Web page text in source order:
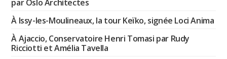
par Oslo Architectes
À Issy-les-Moulineaux, la tour Keïko, signée Loci Anima
À Ajaccio, Conservatoire Henri Tomasi par Rudy
Ricciotti et Amélia Tavella